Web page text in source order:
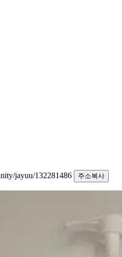
jayuu/132281486
주소복사